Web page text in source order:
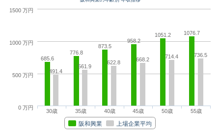
685.6
776.8
873.5
958.2
1051.2 1076.7
491.4
561.9
622.8 668.2 714.4 736.5
阪和興業 上場企業平均
30歳 35歳 40歳 45歳 50歳 55歳
0 万円
500 万円
1000 万円
1500 万円